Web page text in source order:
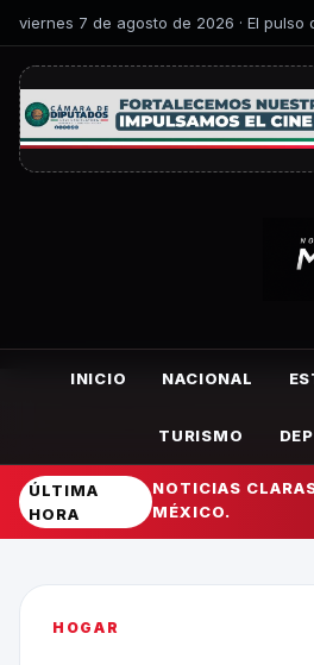
viernes 7 de agosto de 2026 · El pulso
INICIO NACIONAL
TURISMO
ÚLTIMA
HORA
NOTICIAS
MÉXICO.
HOGAR